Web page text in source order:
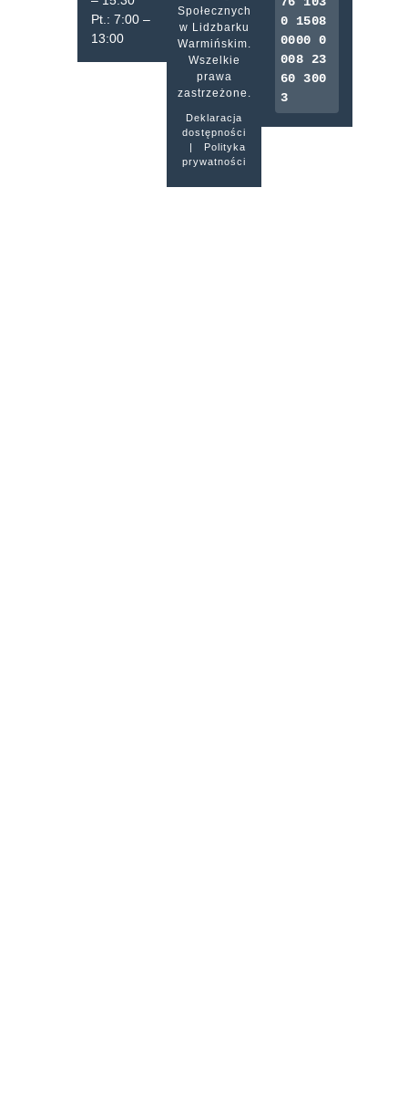
Pt.: 7:00 –
13:00
Społecznych
w Lidzbarku
Warmińskim.
Wszelkie
prawa
zastrzeżone.
Deklaracja
dostępności
|
Polityka
prywatności
0 1508
0000 0
008 23
60 300
3